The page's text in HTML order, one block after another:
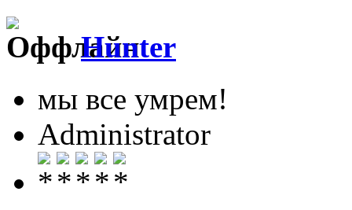
Hunter
мы все умрем!
Administrator